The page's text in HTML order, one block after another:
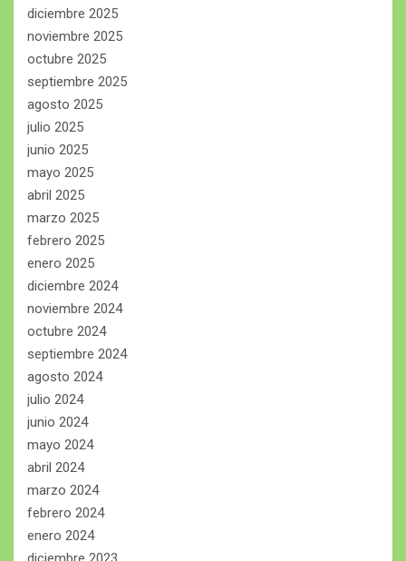
diciembre 2025
noviembre 2025
octubre 2025
septiembre 2025
agosto 2025
julio 2025
junio 2025
mayo 2025
abril 2025
marzo 2025
febrero 2025
enero 2025
diciembre 2024
noviembre 2024
octubre 2024
septiembre 2024
agosto 2024
julio 2024
junio 2024
mayo 2024
abril 2024
marzo 2024
febrero 2024
enero 2024